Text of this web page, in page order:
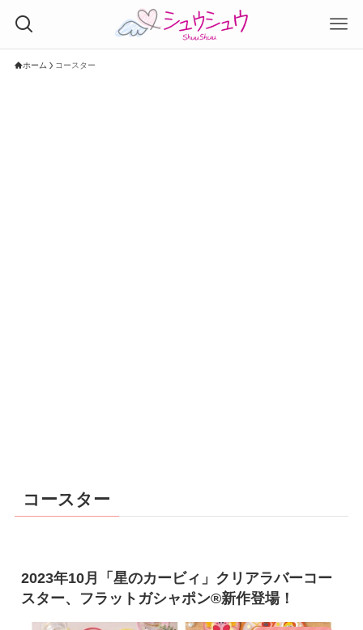
ホーム コースター
コースター
2023年10月「星のカービィ」クリアラバーコー
スター、フラットガシャポン®新作登場！